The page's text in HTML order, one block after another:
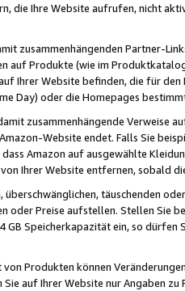
die Ihre Website aufrufen, nicht
zusammenhängenden Partner-
auf Produkte (wie im
Ihrer Website befinden, die für
Day) oder die Homepages
zusammenhängende
Website endet. Falls Sie
Amazon auf ausgewählte
Ihrer Website entfernen, sobald
täuschenden
oder Preise aufstellen. Stellen Sie
Speicherkapazität ein, so dürfen
Produkten können
auf Ihrer Website nur Angaben